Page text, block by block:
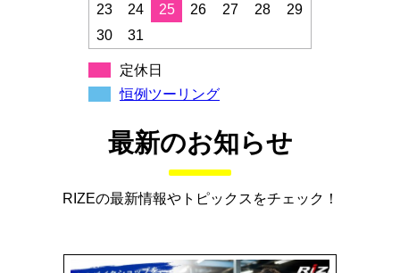
23
24 25 26 27 28
29
30
31
定休日
恒例ツーリング
最新のお知らせ
RIZEの最新情報やトピックスをチェック！